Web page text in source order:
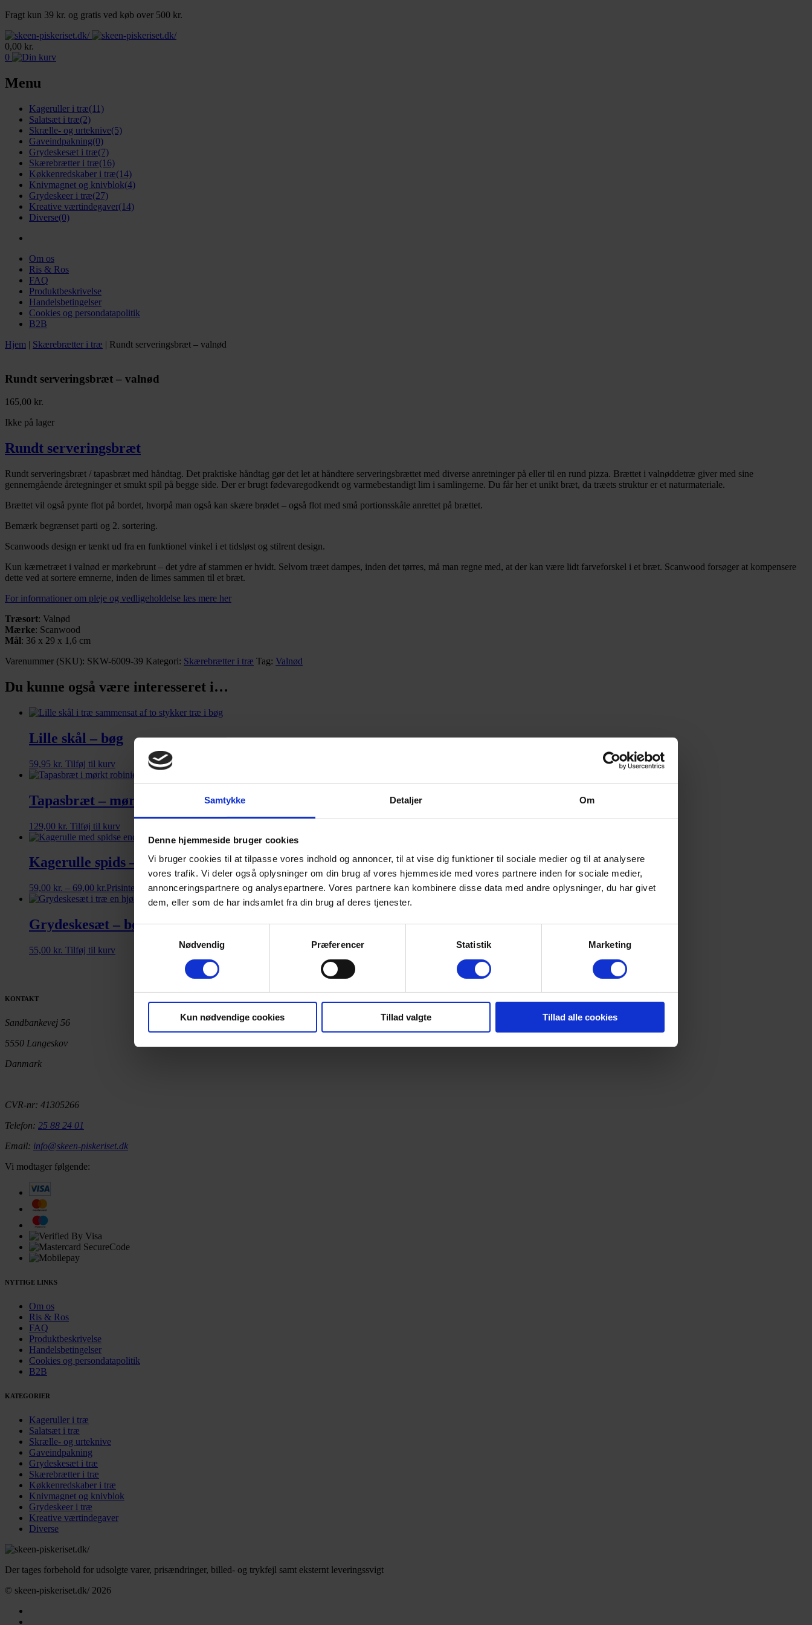
Samtykke Detaljer Om
Denne hjemmeside bruger cookies
Vi bruger cookies til at tilpasse vores indhold og annoncer, til at vise dig funktioner til sociale medier og til at analysere
vores trafik. Vi deler også oplysninger om din brug af vores hjemmeside med vores partnere inden for sociale medier,
annonceringspartnere og analysepartnere. Vores partnere kan kombinere disse data med andre oplysninger, du har givet
dem, eller som de har indsamlet fra din brug af deres tjenester.
Samtykkevalg
Nødvendig
Præferencer Statistik Marketing
Kun nødvendige cookies Tillad valgte Tillad alle cookies
Fragt kun 39 kr. og gratis ved køb over 500 kr.
0,00 kr.
0
Menu
Kageruller i træ(11)
Salatsæt i træ(2)
Skrælle- og urteknive(5)
Gaveindpakning(0)
Grydeskesæt i træ(7)
Skærebrætter i træ(16)
Køkkenredskaber i træ(14)
Knivmagnet og knivblok(4)
Grydeskeer i træ(27)
Kreative værtindegaver(14)
Diverse(0)
Om os
Ris & Ros
FAQ
Produktbeskrivelse
Handelsbetingelser
Cookies og persondatapolitik
B2B
Hjem | Skærebrætter i træ | Rundt serveringsbræt – valnød
Rundt serveringsbræt – valnød
165,00 kr.
Ikke på lager
Rundt serveringsbræt
Rundt serveringsbræt / tapasbræt med håndtag. Det praktiske håndtag gør det let at håndtere serveringsbrættet med diverse anretninger på eller til en rund pizza. Brættet i valnøddetræ giver med sine
gennemgående åretegninger et smukt spil på begge side. Der er brugt fødevaregodkendt og varmebestandigt lim i samlingerne. Du får her et unikt bræt, da træets struktur er et naturmateriale.
Brættet vil også pynte flot på bordet, hvorpå man også kan skære brødet – også flot med små portionsskåle anrettet på brættet.
Bemærk begrænset parti og 2. sortering.
Scanwoods design er tænkt ud fra en funktionel vinkel i et tidsløst og stilrent design.
Kun kærnetræet i valnød er mørkebrunt – det ydre af stammen er hvidt. Selvom træet dampes, inden det tørres, må man regne med, at der kan være lidt farveforskel i et bræt. Scanwood forsøger at kompensere
dette ved at sortere emnerne, inden de limes sammen til et bræt.
For informationer om pleje og vedligeholdelse læs mere her
Træsort: Valnød
Mærke: Scanwood
Mål: 36 x 29 x 1,6 cm
Varenummer (SKU): SKW-6009-39 Kategori: Skærebrætter i træ Tag: Valnød
Du kunne også være interesseret i…
Lille skål – bøg
59,95 kr. Tilføj til kurv
Tapasbræt – mørk robinie
129,00 kr. Tilføj til kurv
Kagerulle spids – valnød
59,00 kr. – 69,00 kr.Prisinterval: 59,00 kr. til 69,00 kr. Vælg muligheder Dette vare har flere varianter. Mulighederne kan vælges på varesiden
Grydeskesæt – bøg
55,00 kr. Tilføj til kurv
KONTAKT
Sandbankevej 56
5550 Langeskov
Danmark
CVR-nr: 41305266
Telefon: 25 88 24 01
Email: info@skeen-piskeriset.dk
Vi modtager følgende:
NYTTIGE LINKS
Om os
Ris & Ros
FAQ
Produktbeskrivelse
Handelsbetingelser
Cookies og persondatapolitik
B2B
KATEGORIER
Kageruller i træ
Salatsæt i træ
Skrælle- og urteknive
Gaveindpakning
Grydeskesæt i træ
Skærebrætter i træ
Køkkenredskaber i træ
Knivmagnet og knivblok
Grydeskeer i træ
Kreative værtindegaver
Diverse
Der tages forbehold for udsolgte varer, prisændringer, billed- og trykfejl samt eksternt leveringssvigt
© skeen-piskeriset.dk/ 2026